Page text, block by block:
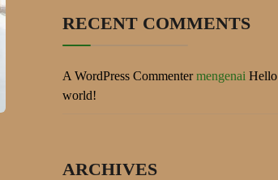
RECENT COMMENTS
A WordPress Commentermengenai Hello
world!
ARCHIVES